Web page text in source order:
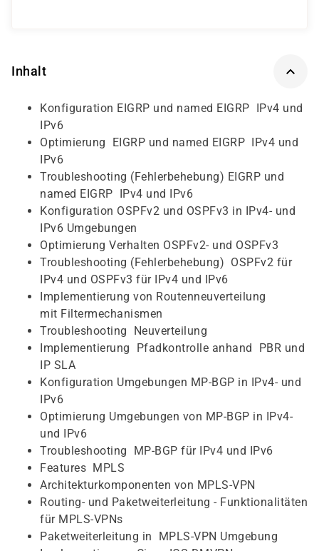
Inhalt
Konfiguration EIGRP und named EIGRP IPv4 und
IPv6
Optimierung EIGRP und named EIGRP IPv4 und
IPv6
Troubleshooting (Fehlerbehebung) EIGRP und
named EIGRP IPv4 und IPv6
Konfiguration OSPFv2 und OSPFv3 in IPv4- und
IPv6 Umgebungen
Optimierung Verhalten OSPFv2- und OSPFv3
Troubleshooting (Fehlerbehebung) OSPFv2 für
IPv4 und OSPFv3 für IPv4 und IPv6
Implementierung von Routenneuverteilung
mit Filtermechanismen
Troubleshooting Neuverteilung
Implementierung Pfadkontrolle anhand PBR und
IP SLA
Konfiguration Umgebungen MP-BGP in IPv4- und
IPv6
Optimierung Umgebungen von MP-BGP in IPv4-
und IPv6
Troubleshooting MP-BGP für IPv4 und IPv6
Features MPLS
Architekturkomponenten von MPLS-VPN
Routing- und Paketweiterleitung - Funktionalitäten
für MPLS-VPNs
Paketweiterleitung in MPLS-VPN Umgebung